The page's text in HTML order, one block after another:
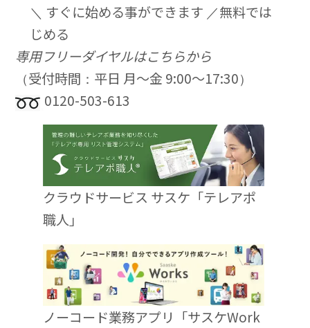
＼ すぐに始める事ができます ／無料では
じめる
専用フリーダイヤルはこちらから
（受付時間：平日 月〜金 9:00〜17:30）
0120-503-613
クラウドサービス サスケ「テレアポ
職人」
ノーコード業務アプリ「サスケWork